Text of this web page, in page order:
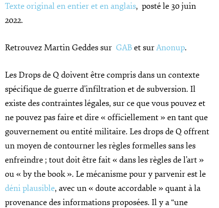
Texte original en entier et en anglais, posté le 30 juin
2022.
Retrouvez Martin Geddes sur GABet surAnonup.
Les Drops de Q doivent être compris dans un contexte
spécifique de guerre d’infiltration et de subversion. Il
existe des contraintes légales, sur ce que vous pouvez et
ne pouvez pas faire et dire « officiellement » en tant que
gouvernement ou entité militaire. Les drops de Q offrent
un moyen de contourner les règles formelles sans les
enfreindre ; tout doit être fait « dans les règles de l’art »
ou « by the book ». Le mécanisme pour y parvenir est le
déni plausible, avec un « doute accordable » quant à la
provenance des informations proposées. Il y a “une